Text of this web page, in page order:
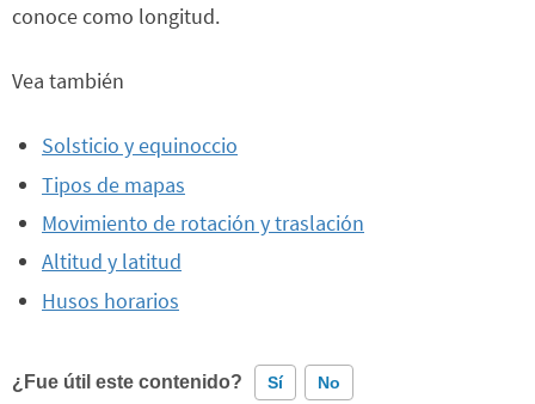
conoce como longitud.
Vea también
Solsticio y equinoccio
Tipos de mapas
Movimiento de rotación y traslación
Altitud y latitud
Husos horarios
¿Fue útil este contenido? Sí No